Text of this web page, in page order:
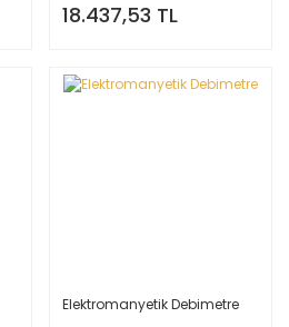
18.437,53 TL
Elektromanyetik Debimetre